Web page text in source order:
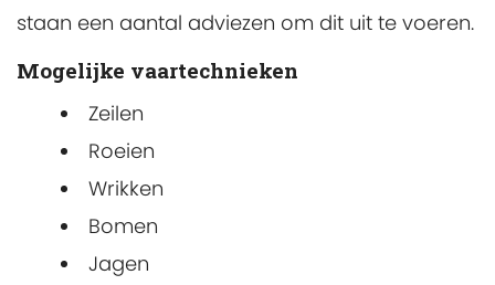
staan een aantal adviezen om dit uit te voeren.
Mogelijke vaartechnieken
Zeilen
Roeien
Wrikken
Bomen
Jagen